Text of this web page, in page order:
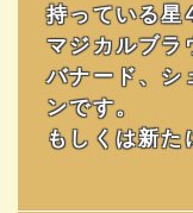
持っている星
マジカルブラ
バナード、シ
ンです。
もしくは新た